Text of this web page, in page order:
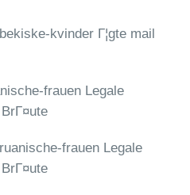
kvinder Г¦gte mail
frauen Legale
frauen Legale